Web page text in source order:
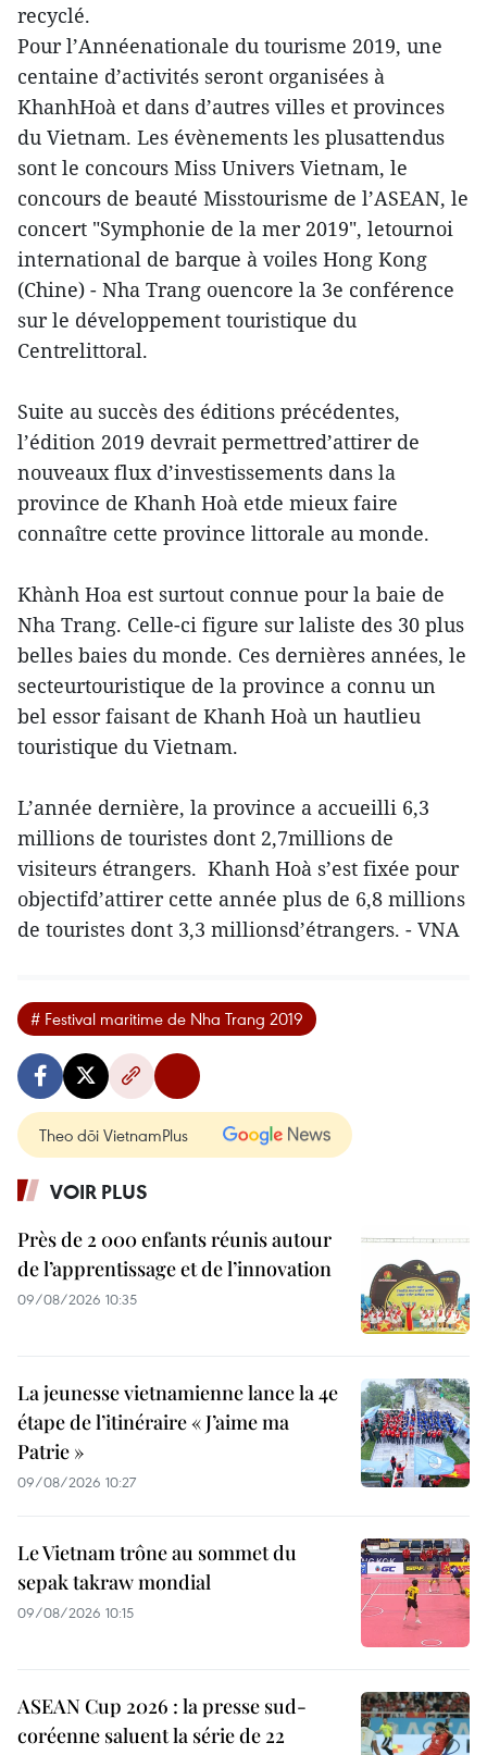
recyclé.
Pour l’Annéenationale du tourisme 2019, une
centaine d’activités seront organisées à
KhanhHoà et dans d’autres villes et provinces
du Vietnam. Les évènements les plusattendus
sont le concours Miss Univers Vietnam, le
concours de beauté Misstourisme de l’ASEAN, le
concert "Symphonie de la mer 2019", letournoi
international de barque à voiles Hong Kong
(Chine) - Nha Trang ouencore la 3e conférence
sur le développement touristique du
Centrelittoral.
Suite au succès des éditions précédentes,
l’édition 2019 devrait permettred’attirer de
nouveaux flux d’investissements dans la
province de Khanh Hoà etde mieux faire
connaître cette province littorale au monde.
Khành Hoa est surtout connue pour la baie de
Nha Trang. Celle-ci figure sur laliste des 30 plus
belles baies du monde. Ces dernières années, le
secteurtouristique de la province a connu un
bel essor faisant de Khanh Hoà un hautlieu
touristique du Vietnam.
L’année dernière, la province a accueilli 6,3
millions de touristes dont 2,7millions de
visiteurs étrangers. Khanh Hoà s’est fixée pour
objectifd’attirer cette année plus de 6,8 millions
de touristes dont 3,3 millionsd’étrangers. - VNA
# Festival maritime de Nha Trang 2019
Theo dõi VietnamPlus
VOIR PLUS
Près de 2 000 enfants réunis autour
de l’apprentissage et de l’innovation
09/08/2026 10:35
La jeunesse vietnamienne lance la 4e
étape de l’itinéraire « J’aime ma
Patrie »
09/08/2026 10:27
Le Vietnam trône au sommet du
sepak takraw mondial
09/08/2026 10:15
ASEAN Cup 2026 : la presse sud-
coréenne saluent la série de 22